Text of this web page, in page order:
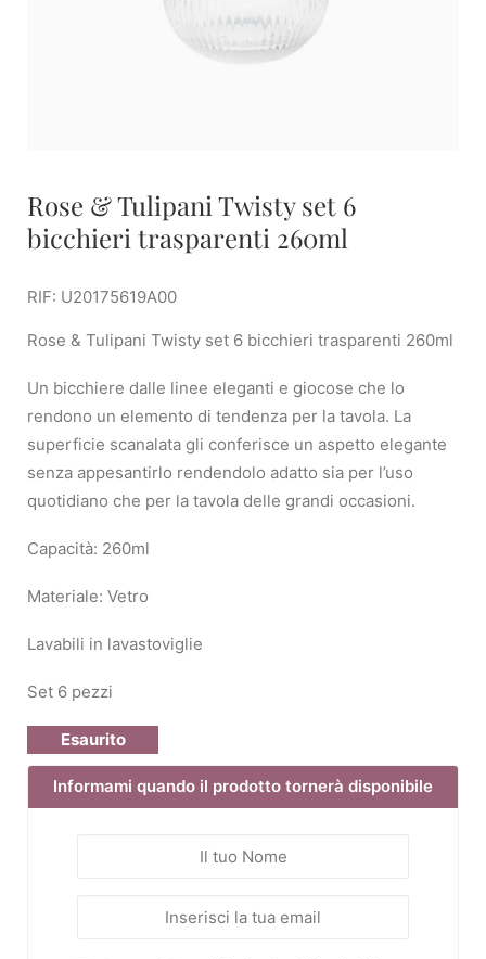
Rose & Tulipani Twisty set 6
bicchieri trasparenti 260ml
RIF: U20175619A00
Rose & Tulipani Twisty set 6 bicchieri trasparenti 260ml
Un bicchiere dalle linee eleganti e giocose che lo
rendono un elemento di tendenza per la tavola. La
superficie scanalata gli conferisce un aspetto elegante
senza appesantirlo rendendolo adatto sia per l’uso
quotidiano che per la tavola delle grandi occasioni.
Capacità: 260ml
Materiale: Vetro
Lavabili in lavastoviglie
Set 6 pezzi
Esaurito
Informami quando il prodotto tornerà disponibile